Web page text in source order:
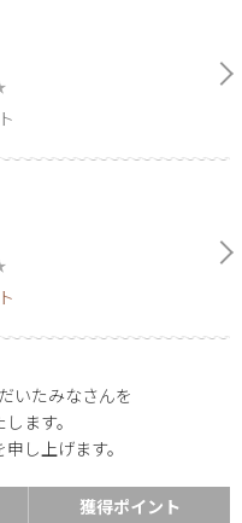
いたみなさんを
ます。
し上げます。
獲得ポイント